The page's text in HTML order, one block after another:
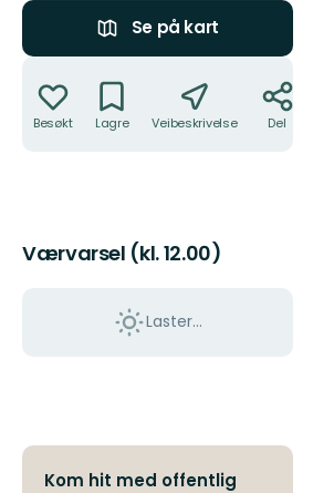
Se på kart
Besøkt Lagre Veibeskrivelse Del
Værvarsel (kl. 12.00)
Laster…
Kom hit med offentlig